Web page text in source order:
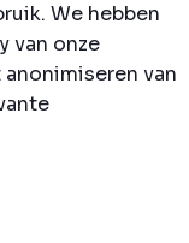
We hebben
van onze
van